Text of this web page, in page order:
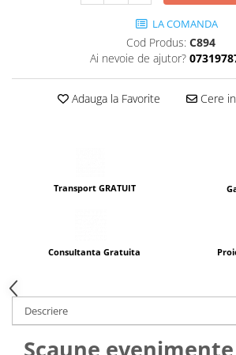
LA COMANDA
Cod Produs: C894
Ai nevoie de ajutor?
Adauga la Favorite Cere
Transport GRATUIT
Consultanta Gratuita
Descriere
Scaune evenimente